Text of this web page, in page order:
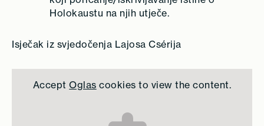
Holokaustu na njih utječe.
Isječak iz svjedočenja Lajosa Csérija
AcceptOglas cookies to view the content.